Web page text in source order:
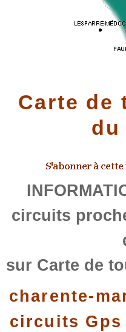
Carte de
du
circuits
sur Carte de
charente-
circuits